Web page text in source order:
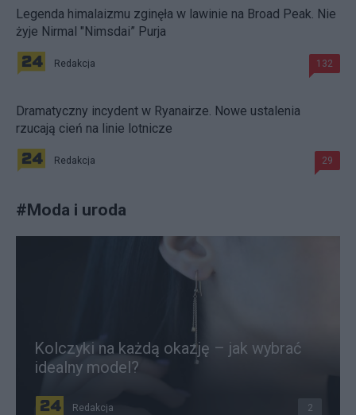
Legenda himalaizmu zginęła w lawinie na Broad Peak. Nie
żyje Nirmal "Nimsdai” Purja
Redakcja 132
Dramatyczny incydent w Ryanairze. Nowe ustalenia
rzucają cień na linie lotnicze
Redakcja 29
#Moda i uroda
Kolczyki na każdą okazję – jak wybrać
idealny model?
Redakcja 2